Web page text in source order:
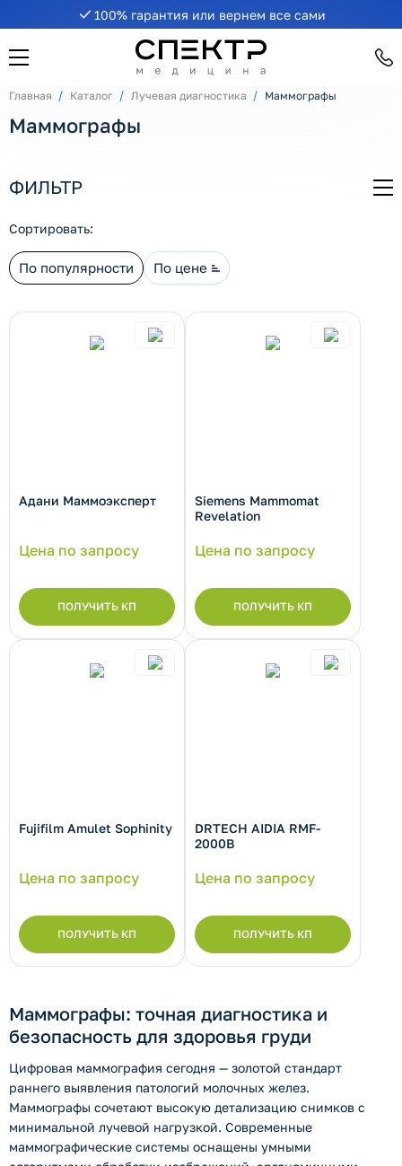
100% гарантия или вернем все сами
Главная Каталог Лучевая диагностика Маммографы
Маммографы
развернуть категорию
развернуть категорию
ФИЛЬТР
Сортировать:
По популярности По цене
Адани Маммоэксперт
Цена по запросу
ПОЛУЧИТЬ КП
Siemens Mammomat
Revelation
Цена по запросу
ПОЛУЧИТЬ КП
Fujifilm Amulet Sophinity
Цена по запросу
ПОЛУЧИТЬ КП
DRTECH AIDIA RMF-
2000B
Цена по запросу
ПОЛУЧИТЬ КП
Маммографы: точная диагностика и
безопасность для здоровья груди
Цифровая маммография сегодня — золотой стандарт
раннего выявления патологий молочных желез.
Маммографы сочетают высокую детализацию снимков с
минимальной лучевой нагрузкой. Современные
маммографические системы оснащены умными